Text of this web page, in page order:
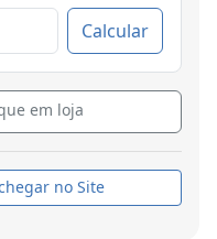
Calcular
em loja
no Site